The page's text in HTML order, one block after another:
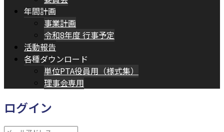
年間計画
事業計画
令和8年度 行事予定
活動報告
各種ダウンロード
単位PTA役員用（様式集）
理事会専用
ログイン